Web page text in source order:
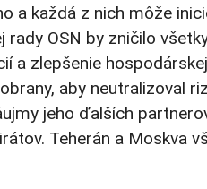
a každá z nich môže
rady OSN by zničilo
a zlepšenie
aby neutralizoval
jeho ďalších
Teherán a Moskva